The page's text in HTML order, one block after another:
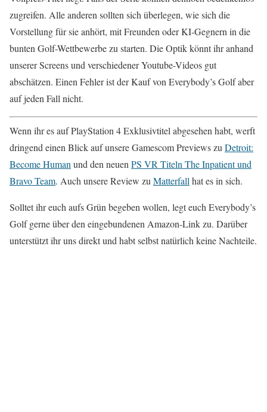
zugreifen. Alle anderen sollten sich überlegen, wie sich die
Vorstellung für sie anhört, mit Freunden oder KI-Gegnern in die
bunten Golf-Wettbewerbe zu starten. Die Optik könnt ihr anhand
unserer Screens und verschiedener Youtube-Videos gut
abschätzen. Einen Fehler ist der Kauf von Everybody’s Golf aber
auf jeden Fall nicht.
Wenn ihr es auf PlayStation 4 Exklusivtitel abgesehen habt, werft
dringend einen Blick auf unsere Gamescom Previews zu Detroit:
Become Human und den neuen PS VR Titeln The Inpatient und
Bravo Team. Auch unsere Review zu Matterfall hat es in sich.
Solltet ihr euch aufs Grün begeben wollen, legt euch Everybody’s
Golf gerne über den eingebundenen Amazon-Link zu. Darüber
unterstützt ihr uns direkt und habt selbst natürlich keine Nachteile.